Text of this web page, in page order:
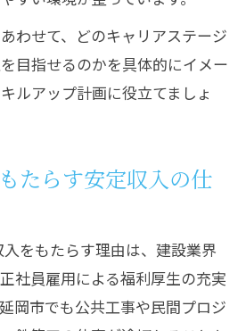
わせて、どのキャリアステージ
目指せるのかを具体的にイメー
ルアップ計画に役立てましょ
たらす安定収入の仕
をもたらす理由は、建設業界
社員雇用による福利厚生の充実
岡市でも公共工事や民間プロジ